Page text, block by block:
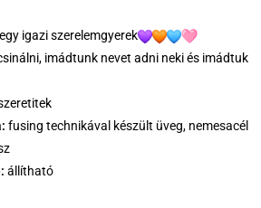
igazi szerelemgyerek
imádtunk nevet adni neki és imádtuk
fusing technikával készült üveg, nemesacél
állítható